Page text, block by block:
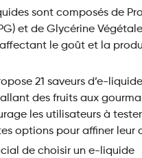
sont composés de
et de Glycérine Végétale
le goût et la
21 saveurs d’e-
des fruits aux
les utilisateurs à tester
options pour affiner leur
de choisir un e-liquide